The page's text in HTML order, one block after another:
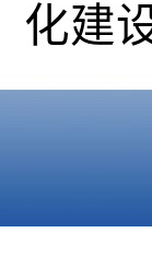
化建